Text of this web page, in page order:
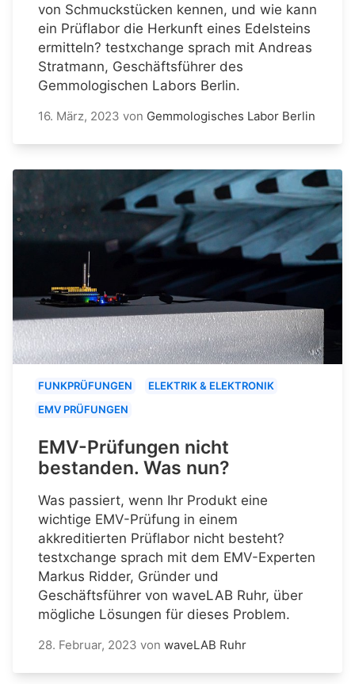
von Schmuckstücken kennen, und wie kann
ein Prüflabor die Herkunft eines Edelsteins
ermitteln? testxchange sprach mit Andreas
Stratmann, Geschäftsführer des
Gemmologischen Labors Berlin.
16. März, 2023 von Gemmologisches Labor Berlin
FUNKPRÜFUNGEN
ELEKTRIK & ELEKTRONIK
EMV PRÜFUNGEN
EMV-Prüfungen nicht
bestanden. Was nun?
Was passiert, wenn Ihr Produkt eine
wichtige EMV-Prüfung in einem
akkreditierten Prüflabor nicht besteht?
testxchange sprach mit dem EMV-Experten
Markus Ridder, Gründer und
Geschäftsführer von waveLAB Ruhr, über
mögliche Lösungen für dieses Problem.
28. Februar, 2023 von waveLAB Ruhr